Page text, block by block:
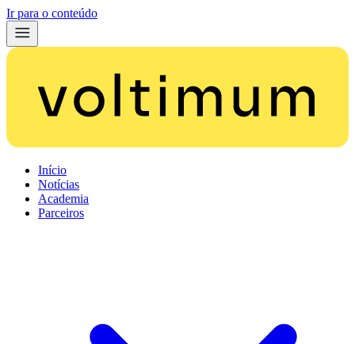
Ir para o conteúdo
Início
Notícias
Academia
Parceiros